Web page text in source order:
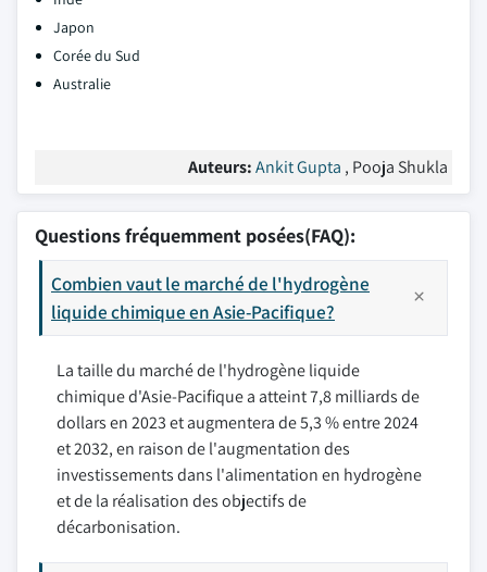
Japon
Corée du Sud
Australie
Auteurs:Ankit Gupta , Pooja Shukla
Questions fréquemment posées(FAQ):
Combien vaut le marché de l'hydrogène
liquide chimique en Asie-Pacifique?
La taille du marché de l'hydrogène liquide
chimique d'Asie-Pacifique a atteint 7,8 milliards de
dollars en 2023 et augmentera de 5,3 % entre 2024
et 2032, en raison de l'augmentation des
investissements dans l'alimentation en hydrogène
et de la réalisation des objectifs de
décarbonisation.